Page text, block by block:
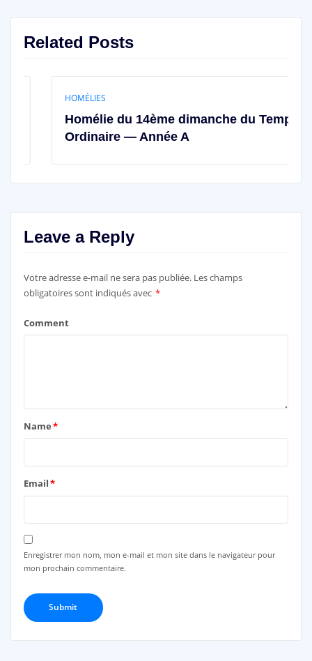
Related Posts
HOMÉLIES
Homélie du 14ème dimanche du Temps
Ordinaire — Année A
Leave a Reply
Votre adresse e-mail ne sera pas publiée. Les champs
obligatoires sont indiqués avec *
Comment
Name*
Email*
Enregistrer mon nom, mon e-mail et mon site dans le navigateur pour
mon prochain commentaire.